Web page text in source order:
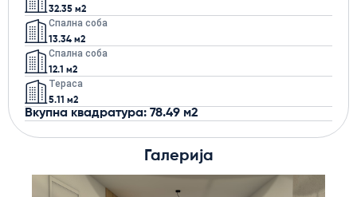
32.35 м2
Спална соба
13.34 м2
Спална соба
12.1 м2
Тераса
5.11 м2
Вкупна квадратура: 78.49 м2
Галерија